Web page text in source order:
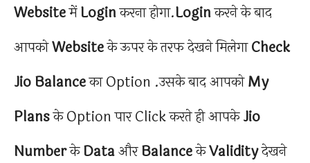
WebsiteमेंLoginकरना होगा.Loginकरने के बाद
आपकोWebsiteके ऊपर के तरफ देखने मिलेगाCheck
Jio Balanceका Option .उसके बाद आपकोMy
Plansके Option पार Click करते ही आपकेJio
NumberकेDataऔरBalanceकेValidityदेखने